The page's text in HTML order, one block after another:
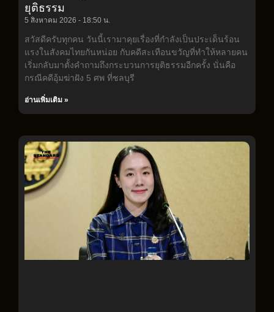
ยุติธรรม
5 สิงหาคม 2026 18:50 น.
สวัสดีครับทุกคน วันนี้เรามาคุยเรื่องที่กำลังเป็นประเด็นร้อน
แรงในสังคมไทยกันหน่อย กับคดีสะเทือนขวัญที่ทำให้หลายคน
เริ่มกลับมาตั้งคำถามถึงกระบวนการยุติธรรมอีกครั้ง นั่นคือ
กรณีคดีอุ้มฆ่าฝัง 5 ศพ ที่ชลบุรี
อ่านเพิ่มเติม »